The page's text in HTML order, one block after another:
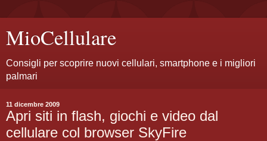
MioCellulare
Consigli per scoprire nuovi cellulari, smartphone e i migliori
palmari
11 dicembre 2009
Apri siti in flash, giochi e video dal
cellulare col browser SkyFire